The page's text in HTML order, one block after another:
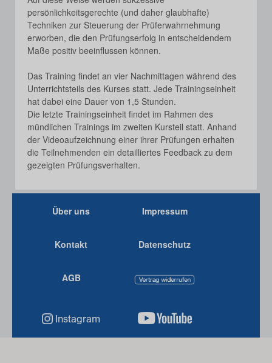
persönlichkeitsgerechte (und daher glaubhafte)
Techniken zur Steuerung der Prüferwahrnehmung
erworben, die den Prüfungserfolg in entscheidendem
Maße positiv beeinflussen können.
Das Training findet an vier Nachmittagen während des
Unterrichtsteils des Kurses statt. Jede Trainingseinheit
hat dabei eine Dauer von 1,5 Stunden.
Die letzte Trainingseinheit findet im Rahmen des
mündlichen Trainings im zweiten Kursteil statt. Anhand
der Videoaufzeichnung einer ihrer Prüfungen erhalten
die Teilnehmenden ein detailliertes Feedback zu dem
gezeigten Prüfungsverhalten.
Über uns Impressum
Kontakt Datenschutz
AGB